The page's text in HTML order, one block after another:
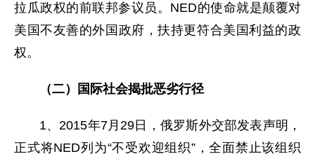
拉瓜政权的前联邦参议员。NED的使命就是颠覆对
美国不友善的外国政府，扶持更符合美国利益的政
权。
（二）国际社会揭批恶劣行径
1、2015年7月29日，俄罗斯外交部发表声明，
正式将NED列为“不受欢迎组织”，全面禁止该组织